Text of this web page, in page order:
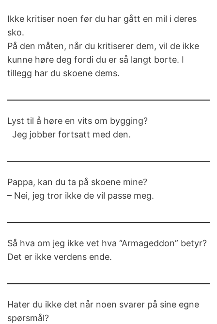
Ikke kritiser noen før du har gått en mil i deres
sko.
På den måten, når du kritiserer dem, vil de ikke
kunne høre deg fordi du er så langt borte. I
tillegg har du skoene dems.
Lyst til å høre en vits om bygging?
Jeg jobber fortsatt med den.
Pappa, kan du ta på skoene mine?
– Nei, jeg tror ikke de vil passe meg.
Så hva om jeg ikke vet hva “Armageddon” betyr?
Det er ikke verdens ende.
Hater du ikke det når noen svarer på sine egne
spørsmål?